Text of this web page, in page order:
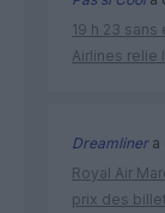
19 h 23
Airlines relie
Dreamlinera
Royal Air
prix des